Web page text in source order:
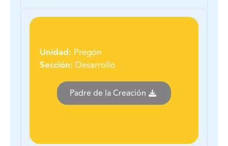
Unidad: Pregón
Sección: Desarrollo
Padre de la Creación